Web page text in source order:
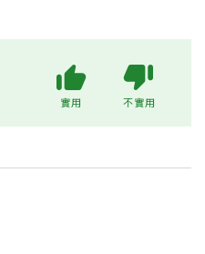
實用 不實用